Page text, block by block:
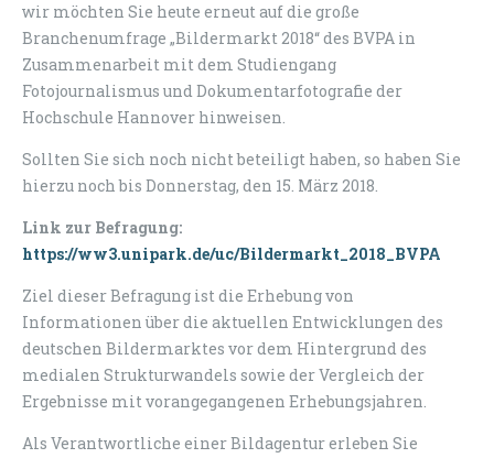
wir möchten Sie heute erneut auf die große
Branchenumfrage „Bildermarkt 2018“ des BVPA in
Zusammenarbeit mit dem Studiengang
Fotojournalismus und Dokumentarfotografie der
Hochschule Hannover hinweisen.
Sollten Sie sich noch nicht beteiligt haben, so haben Sie
hierzu noch bis Donnerstag, den 15. März 2018.
Link zur Befragung:
https://ww3.unipark.de/uc/Bildermarkt_2018_BVPA
Ziel dieser Befragung ist die Erhebung von
Informationen über die aktuellen Entwicklungen des
deutschen Bildermarktes vor dem Hintergrund des
medialen Strukturwandels sowie der Vergleich der
Ergebnisse mit vorangegangenen Erhebungsjahren.
Als Verantwortliche einer Bildagentur erleben Sie